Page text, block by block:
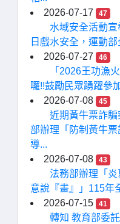
2026-07-17
47
水域安全活動
日戲水安全，運動
2026-07-27
46
「2026王功漁
囉!!鼓勵民眾踴躍參
2026-07-08
45
近期黃牛票詐
部辦理「防制黃牛
導...
2026-07-08
43
法務部辦理「炎
意說『畫』」115年
2026-07-15
41
轉知 教育部委